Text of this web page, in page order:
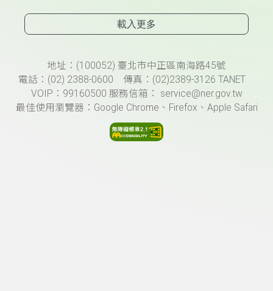
載入更多
頁尾資訊地址：(100052) 臺北市中正區南海路45號
電話：(02) 2388-0600 傳真：(02)2389-3126 TANET
VOIP：99160500 服務信箱： service@ner.gov.tw
最佳使用瀏覽器：Google Chrome、Firefox、Apple Safari